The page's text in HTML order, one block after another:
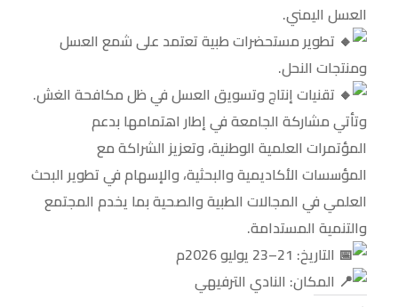
العسل اليمني.
تطوير مستحضرات طبية تعتمد على شمع العسل
ومنتجات النحل.
تقنيات إنتاج وتسويق العسل في ظل مكافحة الغش.
وتأتي مشاركة الجامعة في إطار اهتمامها بدعم
المؤتمرات العلمية الوطنية، وتعزيز الشراكة مع
المؤسسات الأكاديمية والبحثية، والإسهام في تطوير البحث
العلمي في المجالات الطبية والصحية بما يخدم المجتمع
والتنمية المستدامة.
التاريخ: 21–23 يوليو 2026م
المكان: النادي الترفيهي